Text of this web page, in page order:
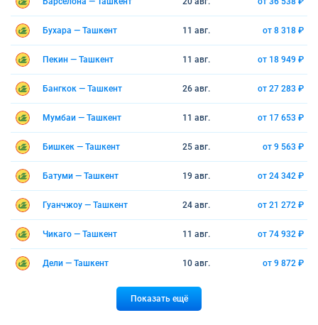
Бухара — Ташкент 11 авг. от 8 318 ₽
Пекин — Ташкент 11 авг. от 18 949 ₽
Бангкок — Ташкент 26 авг. от 27 283 ₽
Мумбаи — Ташкент 11 авг. от 17 653 ₽
Бишкек — Ташкент 25 авг. от 9 563 ₽
Батуми — Ташкент 19 авг. от 24 342 ₽
Гуанчжоу — Ташкент 24 авг. от 21 272 ₽
Чикаго — Ташкент 11 авг. от 74 932 ₽
Дели — Ташкент 10 авг. от 9 872 ₽
Показать ещё